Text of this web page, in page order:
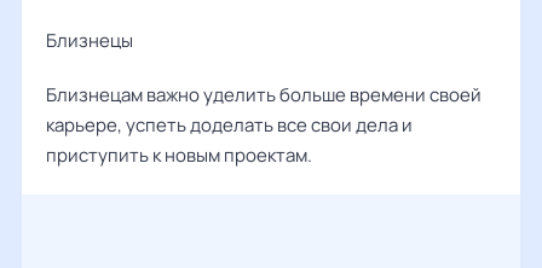
Близнецы
Близнецам важно уделить больше времени своей
карьере, успеть доделать все свои дела и
приступить к новым проектам.